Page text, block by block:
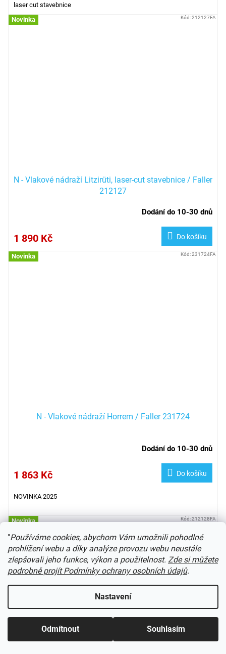
"Používáme cookies, abychom Vám umožnili pohodlné
prohlížení webu a díky analýze provozu webu neustále
zlepšovali jeho funkce, výkon a použitelnost. Zde si můžete
podrobně projít Podmínky ochrany osobních údajů.
Nastavení
Odmítnout Souhlasím
laser cut stavebnice
Novinka
N - Vlakové nádraží Litzirüti, laser-cut stavebnice / Faller
212127
Dodání do 10-30 dnů
1 890 Kč Do košíku
Kód:212127FA
Novinka
N - Vlakové nádraží Horrem / Faller 231724
Dodání do 10-30 dnů
1 863 Kč Do košíku
NOVINKA 2025
Kód:231724FA
Novinka Kód:212128FA